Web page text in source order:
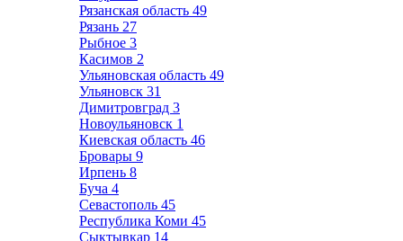
Рязанская область 49
Рязань 27
Рыбное 3
Касимов 2
Ульяновская область 49
Ульяновск 31
Димитровград 3
Новоульяновск 1
Киевская область 46
Бровары 9
Ирпень 8
Буча 4
Севастополь 45
Республика Коми 45
Сыктывкар 14